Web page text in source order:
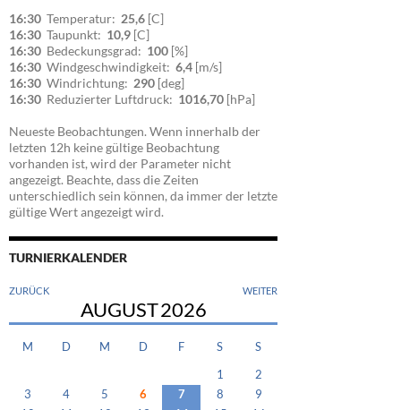
16:30 Temperatur: 25,6 [C]
16:30 Taupunkt: 10,9 [C]
16:30 Bedeckungsgrad: 100 [%]
16:30 Windgeschwindigkeit: 6,4 [m/s]
16:30 Windrichtung: 290 [deg]
16:30 Reduzierter Luftdruck: 1016,70 [hPa]
Neueste Beobachtungen. Wenn innerhalb der
letzten 12h keine gültige Beobachtung
vorhanden ist, wird der Parameter nicht
angezeigt. Beachte, dass die Zeiten
unterschiedlich sein können, da immer der letzte
gültige Wert angezeigt wird.
TURNIERKALENDER
ZURÜCK WEITER
AUGUST2026
M D M D F S S
1
2
3
4 5 6 7 8
9